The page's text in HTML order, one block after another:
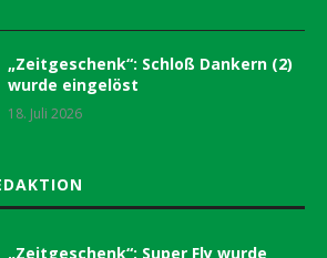
„Zeitgeschenk“: Schloß Dankern (2)
wurde eingelöst
18. Juli 2026
„Zeitgeschenk“: Super Fly wurde